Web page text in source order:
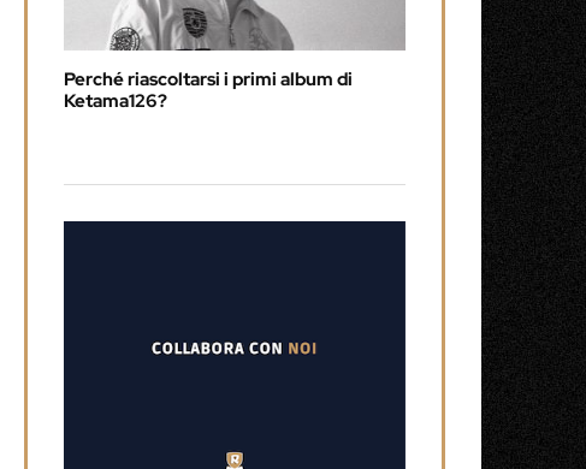
Perché riascoltarsi i primi album di
Ketama126?